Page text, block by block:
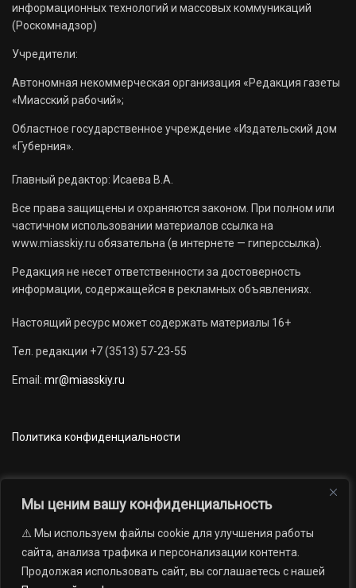
Мы ценим вашу конфиденциальность
⚠️ Мы используем файлы cookie для улучшения работы
сайта, анализа трафика и персонализации контента.
Продолжая использовать сайт, вы соглашаетесь с нашей
информационных технологий и массовых коммуникаций
(Роскомнадзор)
Учредители:
Автономная некоммерческая организация «Редакция газеты
«Миасский рабочий»;
Областное государственное учреждение «Издательский дом
«Губерния».
Главный редактор: Исаева В.А.
Все права защищены и охраняются законом. При полном или
частичном использовании материалов ссылка на
www.miasskiy.ru обязательна (в интернете — гиперссылка).
Редакция не несет ответственности за достоверность
информации, содержащейся в рекламных объявлениях.
Настоящий ресурс может содержать материалы 16+
Тел. редакции +7 (3513) 57-23-55
Email: mr@miasskiy.ru
Политика конфиденциальности
Новости Наши проекты
Официально
АРХИВ
16+